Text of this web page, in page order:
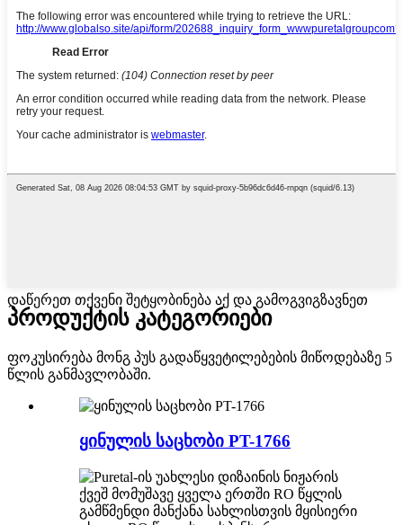
დაწერეთ თქვენი შეტყობინება აქ და გამოგვიგზავნეთ
პროდუქტის კატეგორიები
ფოკუსირება მონგ პუს გადაწყვეტილებების მიწოდებაზე 5
წლის განმავლობაში.
ყინულის საცხობი PT-1766